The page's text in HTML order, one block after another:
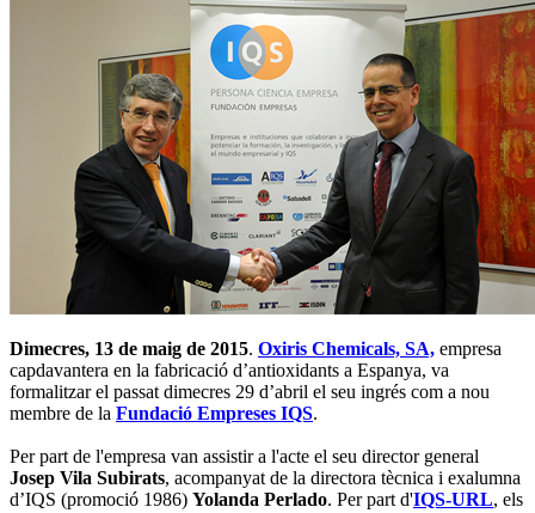
Dimecres, 13 de maig de 2015. Oxiris Chemicals, SA, empresa
capdavantera en la fabricació d’antioxidants a Espanya, va
formalitzar el passat dimecres 29 d’abril el seu ingrés com a nou
membre de la Fundació Empreses IQS.
Per part de l'empresa van assistir a l'acte el seu director general
Josep Vila Subirats, acompanyat de la directora tècnica i exalumna
d’IQS (promoció 1986) Yolanda Perlado. Per part d'IQS-URL, els